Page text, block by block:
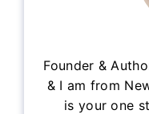
Founder &
& I am from
is your one